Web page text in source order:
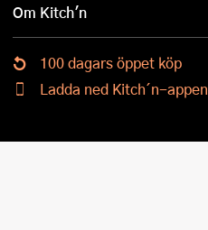
Om Kitch'n
100 dagars öppet köp
Ladda ned Kitch´n-appen